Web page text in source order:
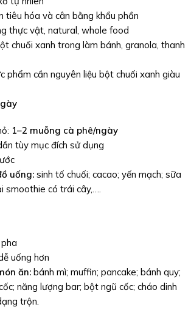
tiêu hóa và cân bằng khẩu phần
thực vật, natural, whole food
chuối xanh trong làm bánh, granola, thanh
phẩm cần nguyên liệu bột chuối xanh giàu
1–2 muỗng cà phê/ngày
tùy mục đích sử dụng
uống: sinh tố chuối; cacao; yến mạch; sữa
smoothie có trái cây,….
uống hơn
ăn: bánh mì; muffin; pancake; bánh quy;
năng lượng bar; bột ngũ cốc; cháo dinh
trộn.